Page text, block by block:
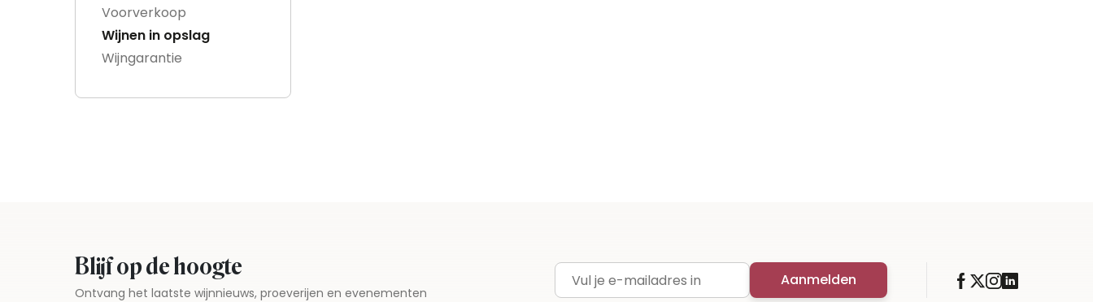
Voorverkoop
Wijnen in opslag
Wijngarantie
Blijf op de hoogte
Ontvang het laatste wijnnieuws, proeverijen en evenementen E-mailadres Aanmelden